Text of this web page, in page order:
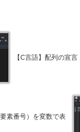
【C言語】配列の宣
素番号）を変数で表